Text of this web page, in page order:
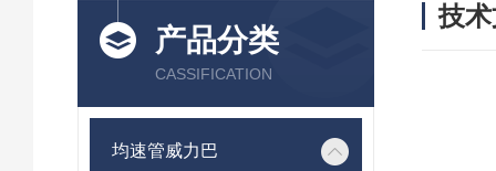
产品分类
CASSIFICATION
均速管威力巴
技